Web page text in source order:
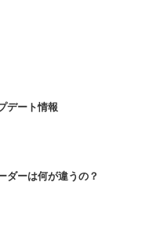
デート情報
ダーは何が違うの？